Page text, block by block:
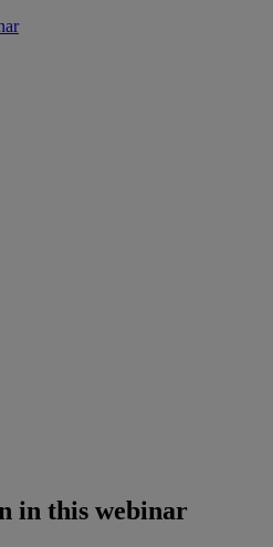
in this webinar